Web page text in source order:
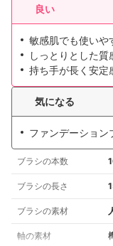
良い
敏感肌でも使いや
しっとりとした
持ち手が長く安定
気になる
ファンデーション
ブラシの本数
ブラシの長さ
ブラシの素材
軸の素材